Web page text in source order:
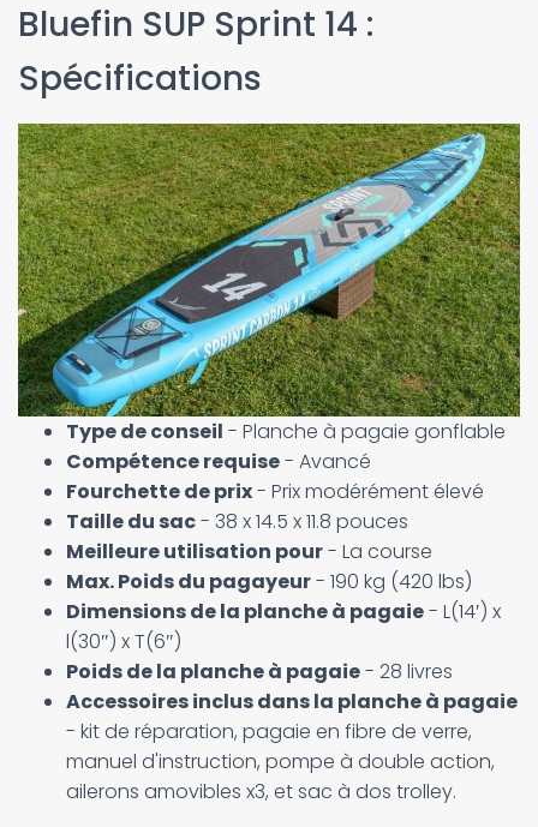
Bluefin SUP Sprint 14 :
Spécifications
Type de conseil - Planche à pagaie gonflable
Compétence requise- Avancé
Fourchette de prix- Prix modérément élevé
Taille du sac- 38 x 14.5 x 11.8 pouces
Meilleure utilisation pour- La course
Max. Poids du pagayeur- 190 kg (420 lbs)
Dimensions de la planche à pagaie- L(14′) x
l(30″) x T(6″)
Poids de la planche à pagaie- 28 livres
Accessoires inclus dans la planche à pagaie
- kit de réparation, pagaie en fibre de verre,
manuel d'instruction, pompe à double action,
ailerons amovibles x3, et sac à dos trolley.